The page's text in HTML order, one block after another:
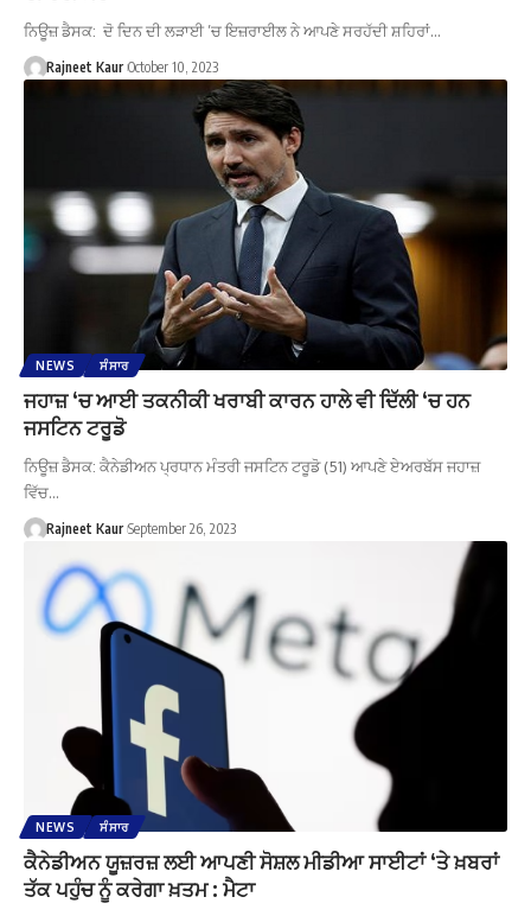
ਨਿਊਜ਼ ਡੈਸਕ: ਦੋ ਦਿਨ ਦੀ ਲੜਾਈ ’ਚ ਇਜ਼ਰਾਈਲ ਨੇ ਆਪਣੇ ਸਰਹੱਦੀ ਸ਼ਹਿਰਾਂ…
Rajneet Kaur October 10, 2023
NEWS ਸੰਸਾਰ
ਜਹਾਜ਼ ‘ਚ ਆਈ ਤਕਨੀਕੀ ਖਰਾਬੀ ਕਾਰਨ ਹਾਲੇ ਵੀ ਦਿੱਲੀ ‘ਚ ਹਨ
ਜਸਟਿਨ ਟਰੂਡੋ
ਨਿਊਜ਼ ਡੈਸਕ: ਕੈਨੇਡੀਅਨ ਪ੍ਰਧਾਨ ਮੰਤਰੀ ਜਸਟਿਨ ਟਰੂਡੋ (51) ਆਪਣੇ ਏਅਰਬੱਸ ਜਹਾਜ਼
ਵਿੱਚ…
Rajneet Kaur September 26, 2023
NEWS ਸੰਸਾਰ
ਕੈਨੇਡੀਅਨ ਯੂਜ਼ਰਜ਼ ਲਈ ਆਪਣੀ ਸੋਸ਼ਲ ਮੀਡੀਆ ਸਾਈਟਾਂ ‘ਤੇ ਖ਼ਬਰਾਂ
ਤੱਕ ਪਹੁੰਚ ਨੂੰ ਕਰੇਗਾ ਖ਼ਤਮ : ਮੈਟਾ